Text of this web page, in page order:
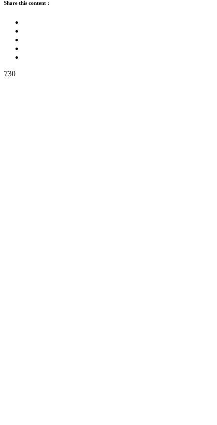
Share this content :
730